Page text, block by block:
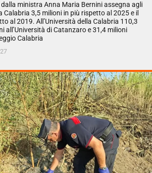
ministra Anna Maria Bernini assegna agli
Calabria 3,5 milioni in più rispetto al 2025 e il
al 2019. All’Università della Calabria 110,3
all’Università di Catanzaro e 31,4 milioni
Calabria